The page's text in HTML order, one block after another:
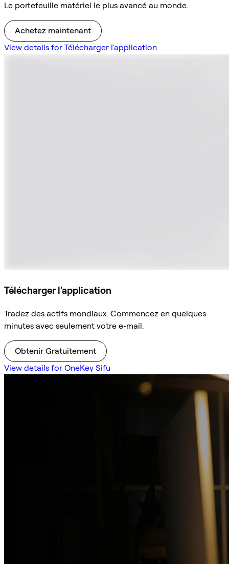
Le portefeuille matériel le plus avancé au monde.
Achetez maintenant
View details for Télécharger l'application
Télécharger l'application
Tradez des actifs mondiaux. Commencez en quelques
minutes avec seulement votre e-mail.
Obtenir Gratuitement
View details for OneKey Sifu